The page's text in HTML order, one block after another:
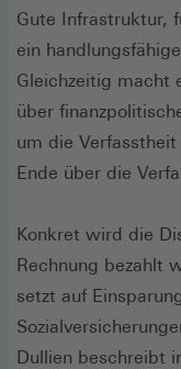
Gute Infrastruktur,
ein
Gleichzeitig macht
über
um die
Ende über die
Konkret wird die
Rechnung bezahlt
setzt auf
Dullien beschreibt